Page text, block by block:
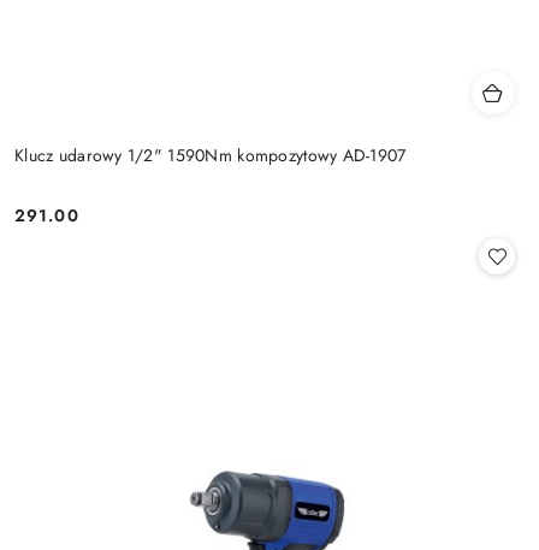
Klucz udarowy 1/2" 1590Nm kompozytowy AD-1907
Cena:
291.00